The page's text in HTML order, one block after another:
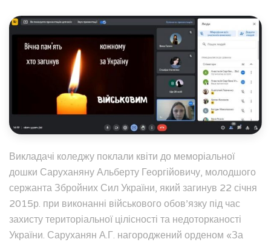
Викладачі коледжу поклали квіти до меморіальної
дошки Саруханяну Альберту Георгійовичу, молодшого
сержанта Збройних Сил України, який загинув 22 січня
2015р. при виконанні військового обов’язку під час
захисту територіальної цілісності та недоторканості
України. Саруханян А.Г. нагороджений орденом «За